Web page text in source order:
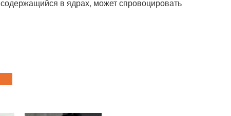
в ядрах, может спровоцировать